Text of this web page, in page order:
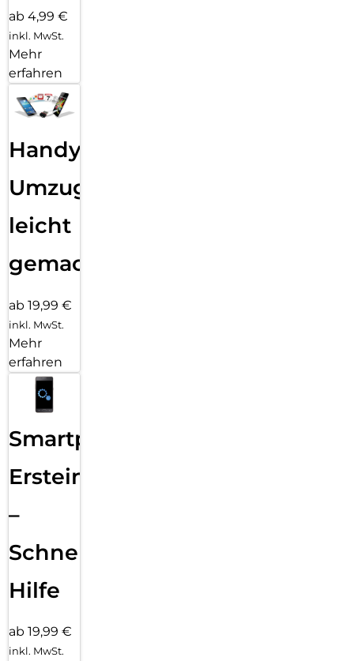
ab 4,99 €
inkl. MwSt.
Mehr
erfahren
Handy
Umzug
leicht
gemacht!
ab 19,99 €
inkl. MwSt.
Mehr
erfahren
Smartphone
Ersteinrichtung
–
Schnelle
Hilfe
ab 19,99 €
inkl. MwSt.